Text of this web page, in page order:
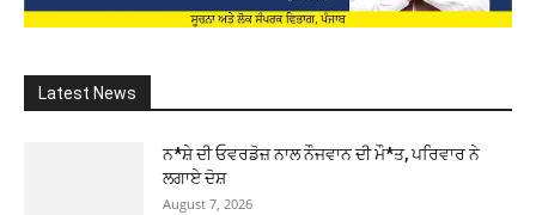
Latest News
ਨ*ਸ਼ੇ ਦੀ ਓਵਰਡੋਜ਼ ਨਾਲ ਨੌਜਵਾਨ ਦੀ ਮੌ*ਤ, ਪਰਿਵਾਰ ਨੇ
ਲਗਾਏ ਦੋਸ਼
August 7, 2026